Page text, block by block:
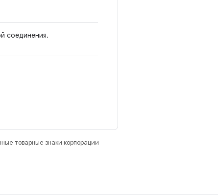
соединения.
товарные знаки корпорации